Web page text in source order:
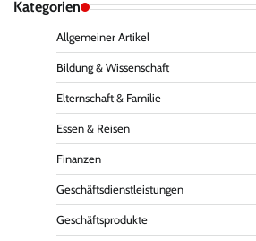
Kategorien
Allgemeiner Artikel
Bildung & Wissenschaft
Elternschaft & Familie
Essen & Reisen
Finanzen
Geschäftsdienstleistungen
Geschäftsprodukte